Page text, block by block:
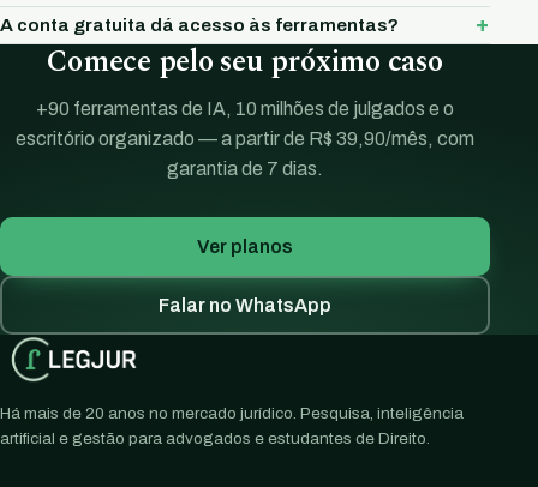
A conta gratuita dá acesso às ferramentas?
Comece pelo seu próximo caso
+90 ferramentas de IA, 10 milhões de julgados e o
escritório organizado — a partir de R$ 39,90/mês, com
garantia de 7 dias.
Ver planos
Falar no WhatsApp
Há mais de 20 anos no mercado jurídico. Pesquisa, inteligência
artificial e gestão para advogados e estudantes de Direito.